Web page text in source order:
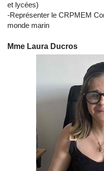
et lycées)
-Représenter le CRPMEM
monde marin
Mme Laura Ducros